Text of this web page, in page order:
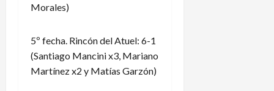
Morales)
5º fecha. Rincón del Atuel: 6-1
(Santiago Mancini x3, Mariano
Martínez x2 y Matías Garzón)